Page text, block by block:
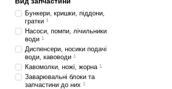
Бункери, кришки, піддони,
гратки 1
Насоси, помпи, лічильники
води 1
Диспенсери, носики подачі
води, кавоводи 1
Кавомолки, ножі, жорна 1
Заварювальні блоки та
запчастини до них 1